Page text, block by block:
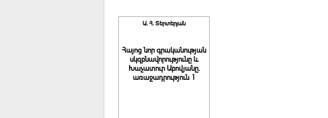
Ա. Հ. Տերտերյան
Հայոց նոր գրականության
սկզբնավորությունը և
Խաչատուր Աբովյանը.
առաջադրություն 1